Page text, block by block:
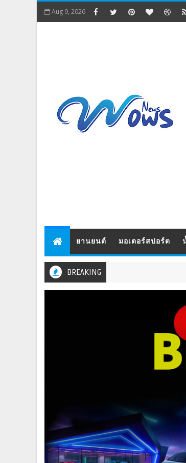
Aug 9, 2026
ยานยนต์ มอเตอร์สปอร์ต
BREAKING